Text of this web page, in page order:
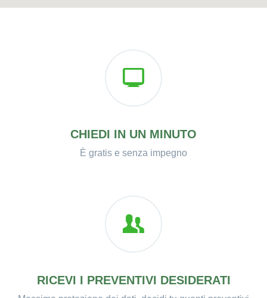
CHIEDI IN UN MINUTO
È gratis e senza impegno
RICEVI I PREVENTIVI DESIDERATI